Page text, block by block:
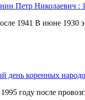
Петр Николаевич :
1941 В июне 1930
день коренных
году после